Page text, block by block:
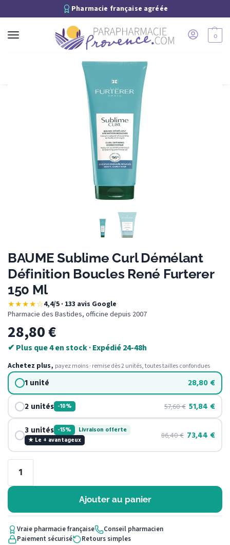
Pharmacie française agréée
0
BAUME Sublime Curl Démélant
Définition Boucles René Furterer
150 Ml
★★★★☆4,4/5 · 133 avis Google·
Pharmacie des Bastides, officine depuis 2007
28,80€
✔ Plus que 4 en stock · Expédié 24-48h
Achetez plus, payez moins · remise dès 2 unités, toutes tailles confondues
1 unité 28,80 €
2 unités -10% 57,60€ 51,84 €
3 unités -15%
Livraison offerte
★ Le + avantageux
86,40€ 73,44 €
Ajouter au panier
Vraie pharmacie française
Conseil pharmacien
Paiement sécurisé
Retours simples